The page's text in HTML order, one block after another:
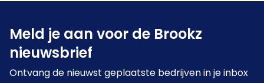
Meld je aan voor de Brookz
nieuwsbrief
Ontvang de nieuwst geplaatste bedrijven in je inbox